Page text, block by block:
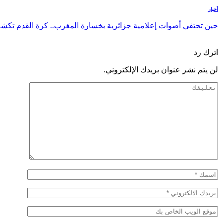
أخبار
حين تحتفي أصوات إعلامية جزائرية بخسارة المغرب.. كرة القدم
اترك رد
لن يتم نشر عنوان بريدك الإلكتروني.